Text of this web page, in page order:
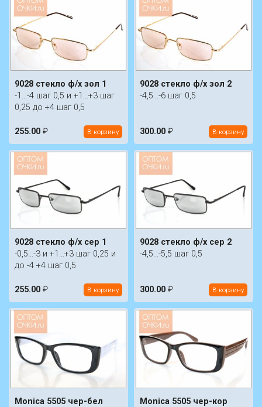
9028 стекло ф/х зол 1
-1...-4 шаг 0,5 и +1...+3 шаг
0,25 до +4 шаг 0,5
255.00 ₽ В корзину
9028 стекло ф/х зол 2
-4,5...-6 шаг 0,5
300.00 ₽ В корзину
9028 стекло ф/х сер 1
-0,5...-3 и +1...+3 шаг 0,25 и
до -4 +4 шаг 0,5
255.00 ₽ В корзину
9028 стекло ф/х сер 2
-4,5...-5,5 шаг 0,5
300.00 ₽ В корзину
Monica 5505 чер-бел
Monica 5505 чер-кор